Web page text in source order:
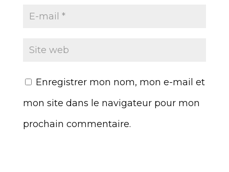
Enregistrer mon nom, mon e-mail et
mon site dans le navigateur pour mon
prochain commentaire.